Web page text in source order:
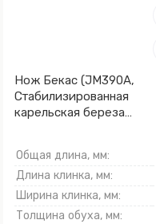
Нож Бекас (JM390A,
Стабилизированная
карельская береза
Sandwave)
Общая длина, мм:
Длина клинка, мм:
Ширина клинка, мм:
Толщина обуха, мм: